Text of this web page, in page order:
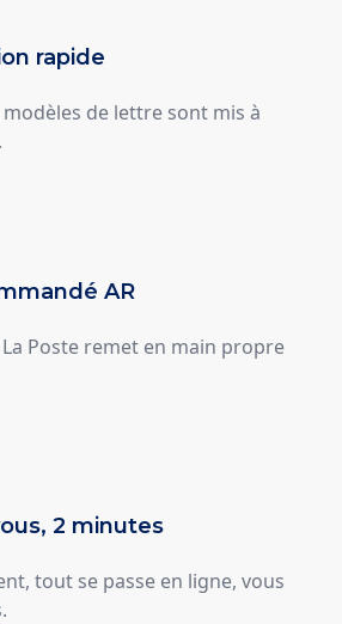
rapide
de lettre sont mis à
AR
Poste remet en main propre
2 minutes
tout se passe en ligne, vous